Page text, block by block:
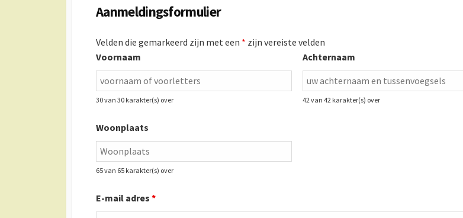
Aanmeldingsformulier
Velden die gemarkeerd zijn met een * zijn vereiste velden
Voornaam
30 van 30 karakter(s) over
Achternaam
42 van 42 karakter(s) over
Woonplaats
65 van 65 karakter(s) over
E-mail adres *